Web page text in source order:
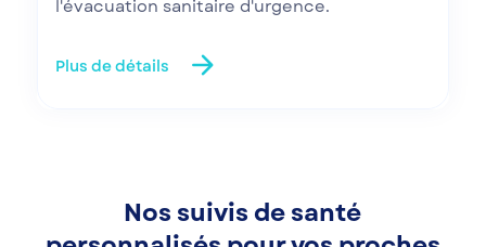
l'évacuation sanitaire d'urgence.
Plus de détails arrow_forward
Nos suivis de santé